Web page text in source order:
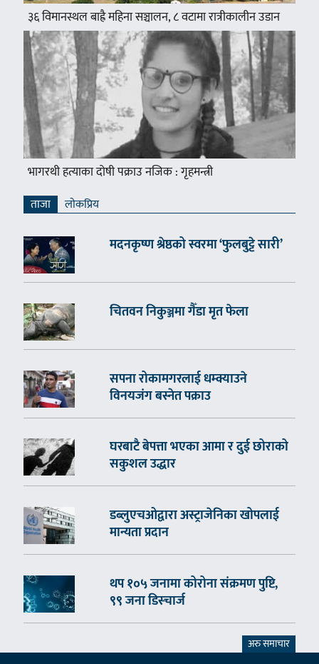
३६ विमानस्थल बाह्रै महिना सञ्चालन, ८ वटामा रात्रीकालीन उडान
भागरथी हत्याका दोषी पक्राउ नजिक : गृहमन्त्री
ताजा लाेकप्रिय
मदनकृष्ण श्रेष्ठको स्वरमा ‘फुलबुट्टे सारी’
चितवन निकुञ्जमा गैँडा मृत फेला
सपना रोकामगरलाई धम्क्याउने
विनयजंग बस्नेत पक्राउ
घरबाटै बेपत्ता भएका आमा र दुई छोराको
सकुशल उद्धार
डब्लुएचओद्वारा अस्ट्राजेनिका खोपलाई
मान्यता प्रदान
थप १०५ जनामा कोरोना संक्रमण पुष्टि,
९९ जना डिस्चार्ज
अरु समाचार